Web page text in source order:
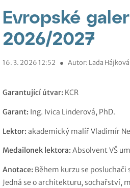
Evropské
2026/2027
16. 3. 2026 12:52 ● Autor: Lada Hájková
Garantující útvar: KCR
Garant: Ing. Ivica Linderová, PhD.
Lektor: akademický malíř Vladimír
Medailonek lektora: Absolvent VŠ
Anotace: Během kurzu se
Jedná se o architekturu, sochařství,